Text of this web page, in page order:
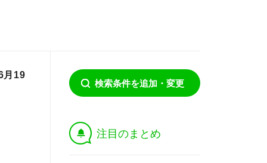
月19
検索条件を追加・変更
† 注目のまとめ